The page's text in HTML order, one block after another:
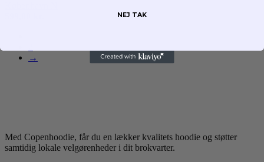
→
Med Copenhoodie, får du en lækker kvalitets hoodie og støtter
samtidig lokale velgørenheder i dit brokvarter.
NEJ TAK